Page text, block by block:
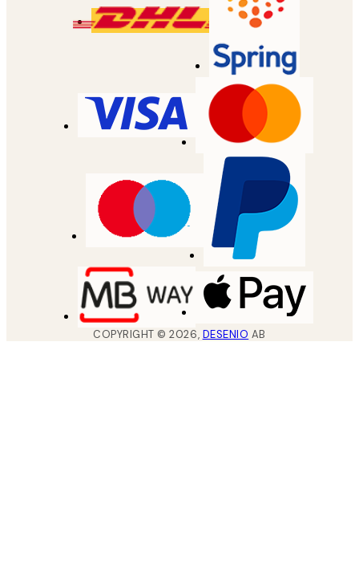
COPYRIGHT ©2026, DESENIO AB